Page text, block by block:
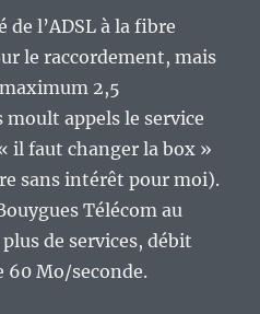
de l’ADSL à la fibre
le raccordement, mais
2,5
moult appels le service
il faut changer la box »
sans intérêt pour moi).
Télécom au
de services, débit
60 Mo/seconde.